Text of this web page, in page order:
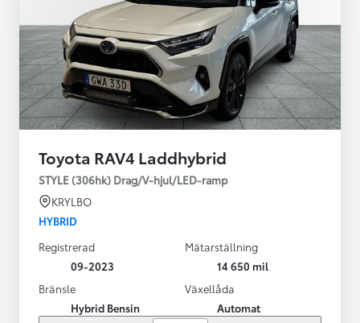
Toyota RAV4 Laddhybrid
STYLE (306hk) Drag/V-hjul/LED-ramp
KRYLBO
HYBRID
Registrerad
09-2023
Mätarställning
14 650 mil
Bränsle
Hybrid Bensin
Växellåda
Automat